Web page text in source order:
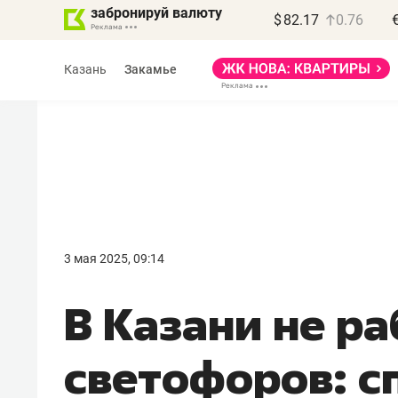
забронируй валюту $ 82.17 0.76
Казань Закамье
3 мая 2025, 09:14
В Казани не
светофоров:
правил, бизнес может
потерять минимум
полгода»